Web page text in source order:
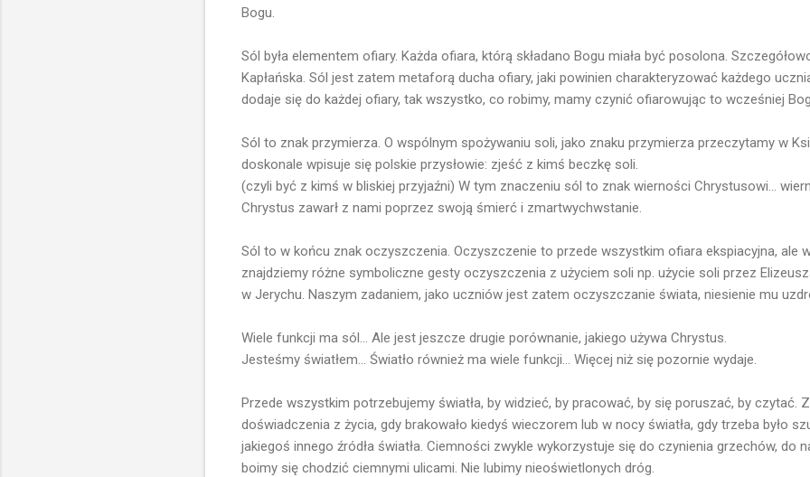
Bogu.
Sól była elementem ofiary. Każda ofiara, którą składano Bogu miała być posolona.
Kapłańska. Sól jest zatem metaforą ducha ofiary, jaki powinien charakteryzować każdego
dodaje się do każdej ofiary, tak wszystko, co robimy, mamy czynić ofiarowując to wcześniej
Sól to znak przymierza. O wspólnym spożywaniu soli, jako znaku przymierza przeczytamy w
doskonale wpisuje się polskie przysłowie: zjeść z kimś beczkę soli.
(czyli być z kimś w bliskiej przyjaźni) W tym znaczeniu sól to znak wierności Chrystusowi...
Chrystus zawarł z nami poprzez swoją śmierć i zmartwychwstanie.
Sól to w końcu znak oczyszczenia. Oczyszczenie to przede wszystkim ofiara ekspiacyjna, ale
znajdziemy różne symboliczne gesty oczyszczenia z użyciem soli np. użycie soli przez
w Jerychu. Naszym zadaniem, jako uczniów jest zatem oczyszczanie świata, niesienie mu
Wiele funkcji ma sól... Ale jest jeszcze drugie porównanie, jakiego używa Chrystus.
Jesteśmy światłem... Światło również ma wiele funkcji... Więcej niż się pozornie wydaje.
Przede wszystkim potrzebujemy światła, by widzieć, by pracować, by się poruszać, by czytać.
doświadczenia z życia, gdy brakowało kiedyś wieczorem lub w nocy światła, gdy trzeba było
jakiegoś innego źródła światła. Ciemności zwykle wykorzystuje się do czynienia grzechów, do
boimy się chodzić ciemnymi ulicami. Nie lubimy nieoświetlonych dróg.